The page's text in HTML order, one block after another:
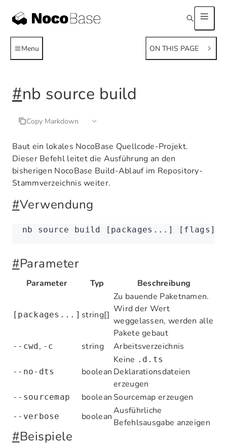
Menu ON THIS PAGE
#nb source build
Copy Markdown
Baut ein lokales NocoBase Quellcode-Projekt.
Dieser Befehl leitet die Ausführung an den
bisherigen NocoBase Build-Ablauf im Repository-
Stammverzeichnis weiter.
#Verwendung
nb source build [packages...] [flags]
#Parameter
Parameter Typ Beschreibung
[packages...] string[]
Zu bauende Paketnamen.
Wird der Wert
weggelassen, werden alle
Pakete gebaut
--cwd, -c string Arbeitsverzeichnis
--no-dts boolean
Keine .d.ts
Deklarationsdateien
erzeugen
--sourcemap boolean Sourcemap erzeugen
--verbose boolean
Ausführliche
Befehlsausgabe anzeigen
#Beispiele